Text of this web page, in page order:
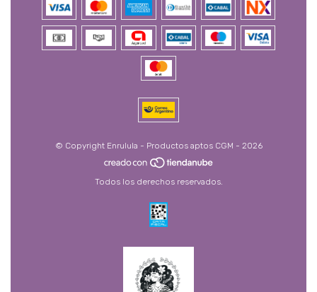
© Copyright Enrulula - Productos aptos CGM - 2026
Todos los derechos reservados.